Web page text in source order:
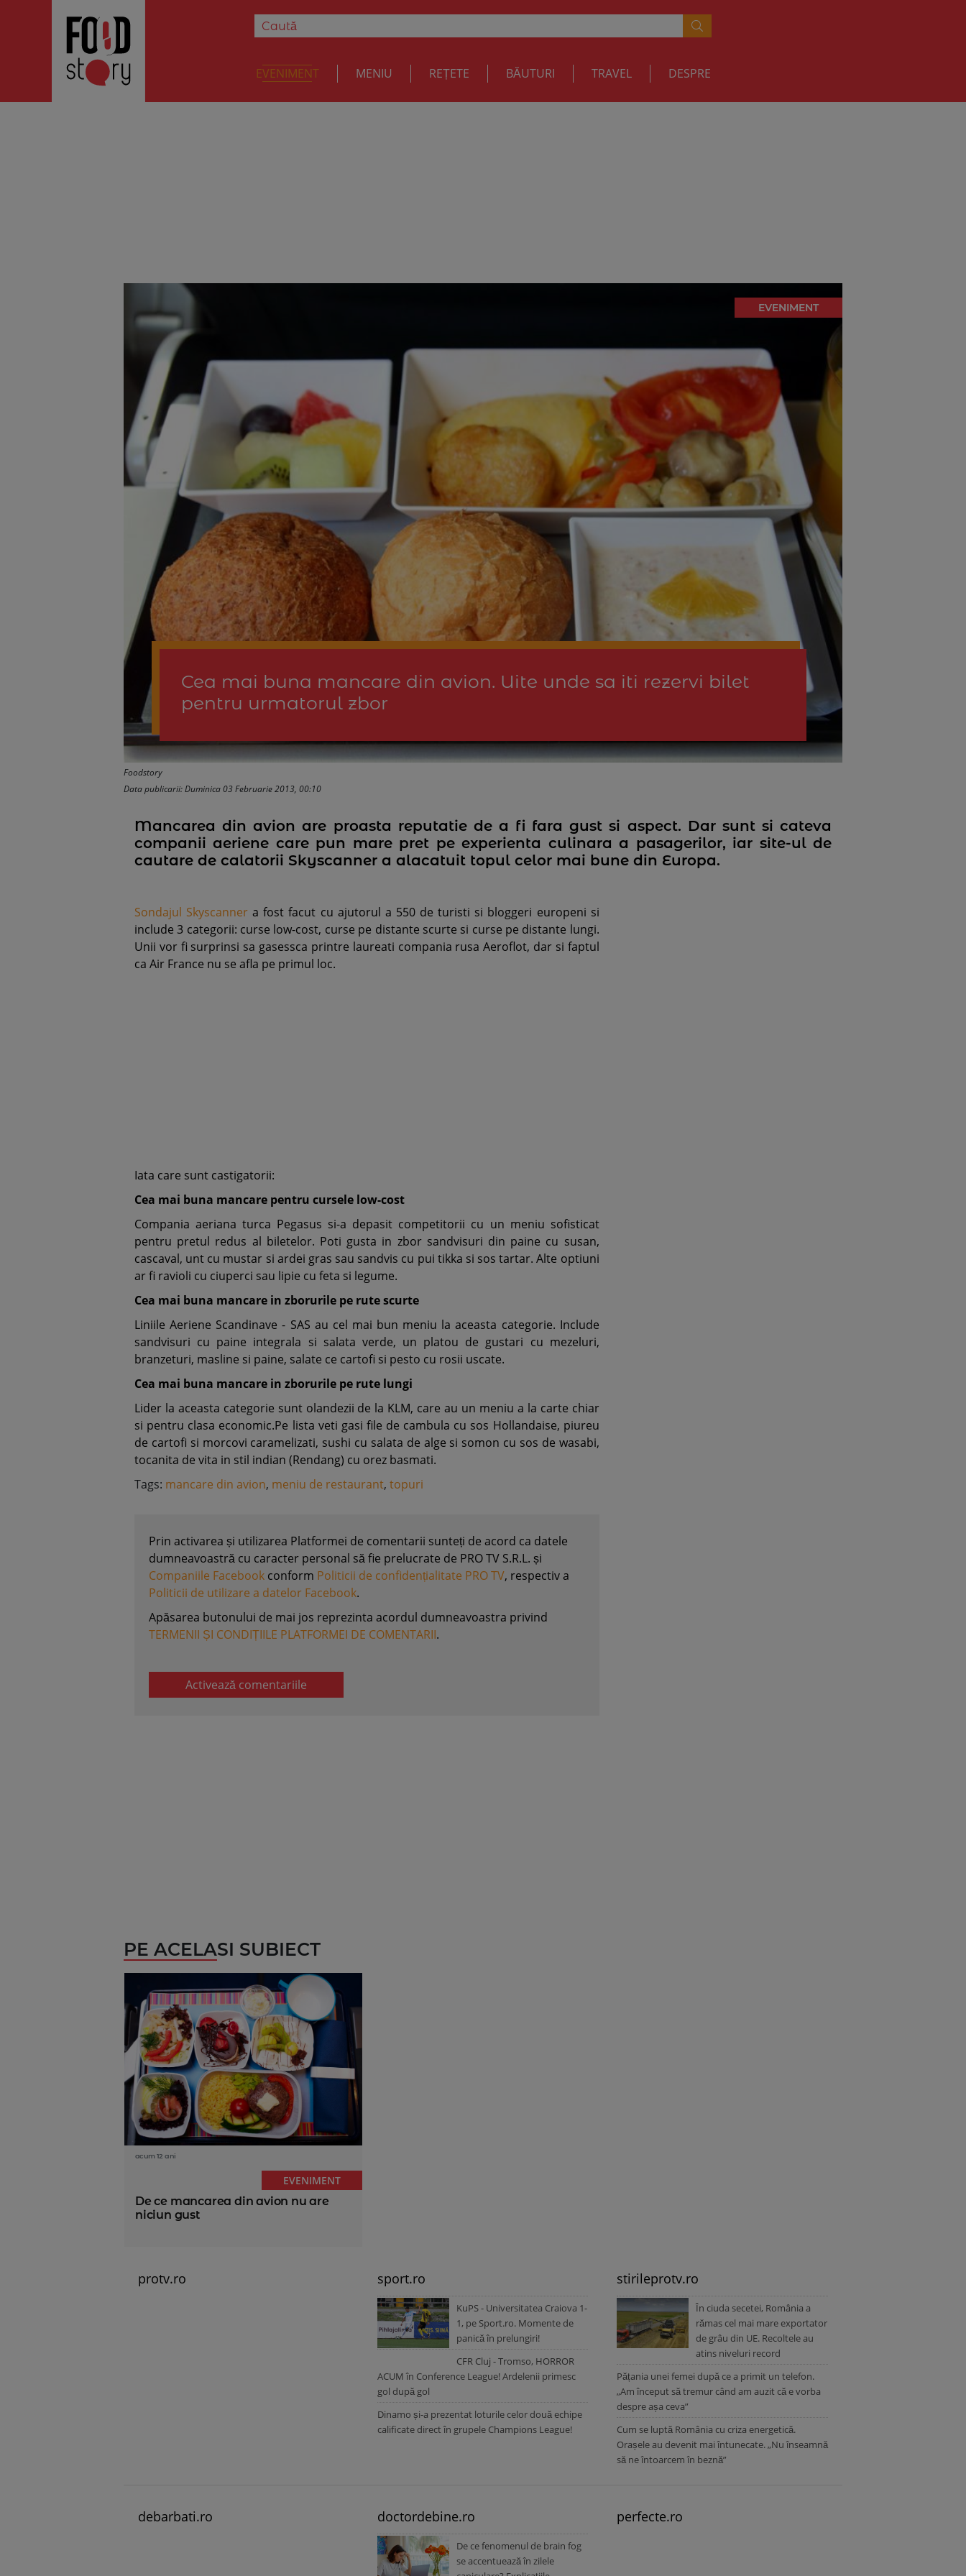
EVENIMENT MENIU REȚETE BĂUTURI TRAVEL DESPRE
EVENIMENT
Cea mai buna mancare din avion. Uite unde sa iti rezervi bilet
pentru urmatorul zbor
Foodstory
Data publicarii: Duminica 03 Februarie 2013, 00:10
Mancarea din avion are proasta reputatie de a fi fara gust si aspect. Dar sunt si cateva
companii aeriene care pun mare pret pe experienta culinara a pasagerilor, iar site-ul de
cautare de calatorii Skyscanner a alacatuit topul celor mai bune din Europa.
Sondajul Skyscannera fost facut cu ajutorul a 550 de turisti si bloggeri europeni si
include 3 categorii: curse low-cost, curse pe distante scurte si curse pe distante lungi.
Unii vor fi surprinsi sa gasessca printre laureati compania rusa Aeroflot, dar si faptul
ca Air France nu se afla pe primul loc.
Iata care sunt castigatorii:
Cea mai buna mancare pentru cursele low-cost
Compania aeriana turca Pegasus si-a depasit competitorii cu un meniu sofisticat
pentru pretul redus al biletelor. Poti gusta in zbor sandvisuri din paine cu susan,
cascaval, unt cu mustar si ardei gras sau sandvis cu pui tikka si sos tartar. Alte optiuni
ar fi ravioli cu ciuperci sau lipie cu feta si legume.
Cea mai buna mancare in zborurile pe rute scurte
Liniile Aeriene Scandinave - SAS au cel mai bun meniu la aceasta categorie. Include
sandvisuri cu paine integrala si salata verde, un platou de gustari cu mezeluri,
branzeturi, masline si paine, salate ce cartofi si pesto cu rosii uscate.
Cea mai buna mancare in zborurile pe rute lungi
Lider la aceasta categorie sunt olandezii de la KLM, care au un meniu a la carte chiar
si pentru clasa economic.Pe lista veti gasi file de cambula cu sos Hollandaise, piureu
de cartofi si morcovi caramelizati, sushi cu salata de alge si somon cu sos de wasabi,
tocanita de vita in stil indian (Rendang) cu orez basmati.
Tags: mancare din avion, meniu de restaurant, topuri
Prin activarea și utilizarea Platformei de comentarii sunteți de acord ca datele
dumneavoastră cu caracter personal să fie prelucrate de PRO TV S.R.L. și
Companiile Facebook conform Politicii de confidențialitate PRO TV, respectiv a
Politicii de utilizare a datelor Facebook.
Apăsarea butonului de mai jos reprezinta acordul dumneavoastra privind
TERMENII ȘI CONDIȚIILE PLATFORMEI DE COMENTARII.
Activează comentariile
PE ACELASI SUBIECT
acum 12 ani
EVENIMENT
De ce mancarea din avion nu are
niciun gust
protv.ro sport.ro
KuPS - Universitatea Craiova 1-
1, pe Sport.ro. Momente de
panică în prelungiri!
CFR Cluj - Tromso, HORROR
ACUM în Conference League! Ardelenii primesc
gol după gol
Dinamo și-a prezentat loturile celor două echipe
calificate direct în grupele Champions League!
stirileprotv.ro
În ciuda secetei, România a
rămas cel mai mare exportator
de grâu din UE. Recoltele au
atins niveluri record
Pățania unei femei după ce a primit un telefon.
„Am început să tremur când am auzit că e vorba
despre așa ceva”
Cum se luptă România cu criza energetică.
Orașele au devenit mai întunecate. „Nu înseamnă
să ne întoarcem în beznă”
debarbati.ro doctordebine.ro
De ce fenomenul de brain fog
se accentuează în zilele
perfecte.ro